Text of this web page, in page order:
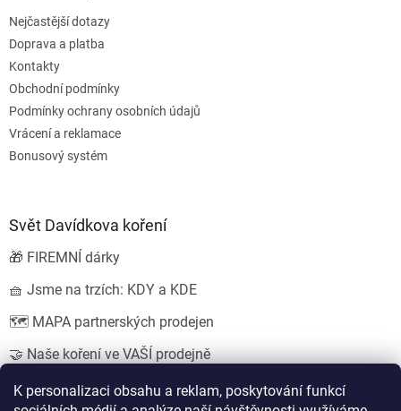
K personalizaci obsahu a reklam, poskytování funkcí
Nejčastější dotazy
Doprava a platba
Kontakty
Obchodní podmínky
Podmínky ochrany osobních údajů
Vrácení a reklamace
Bonusový systém
Svět Davídkova koření
🎁 FIREMNÍ dárky
🧺 Jsme na trzích: KDY a KDE
🗺️ MAPA partnerských prodejen
🤝 Naše koření ve VAŠÍ prodejně
💍 SVATEBNÍ dárky